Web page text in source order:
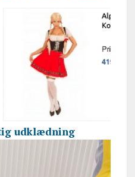
udklædning